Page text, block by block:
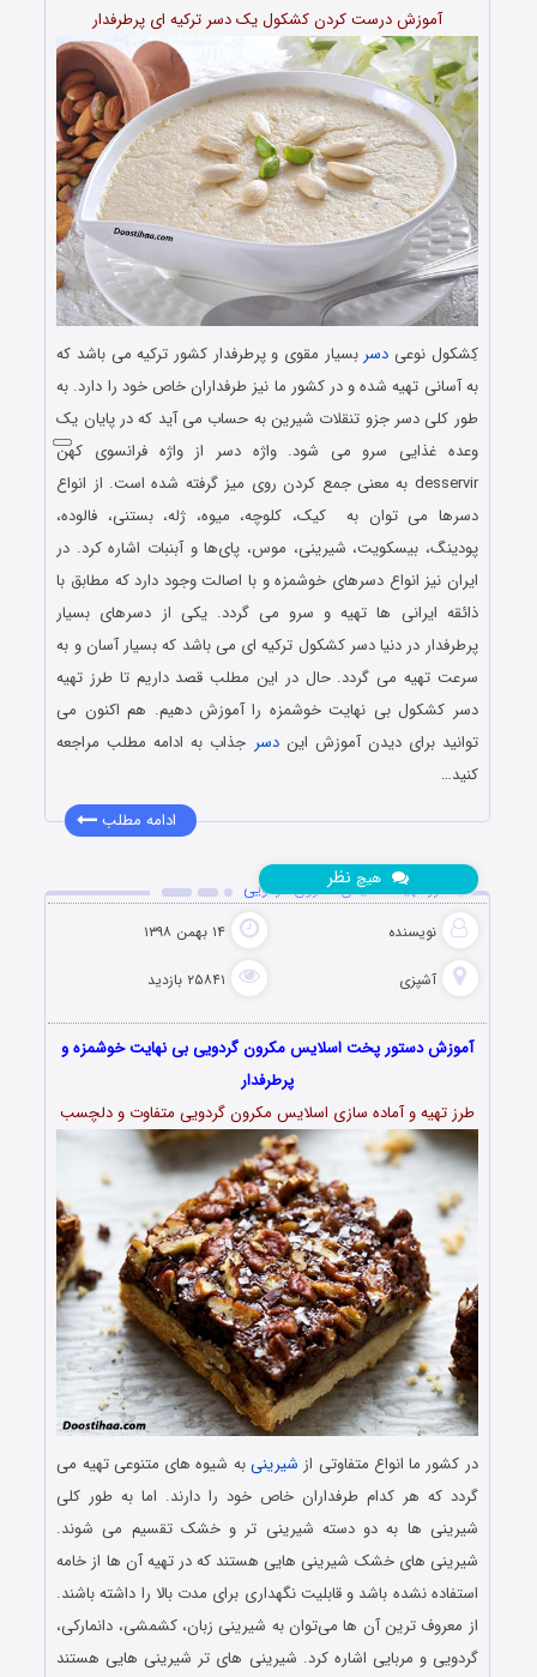
آموزش درست کردن کشکول یک دسر ترکیه ای پرطرفدار
کِشکول نوعی دسر بسیار مقوی و پرطرفدار کشور ترکیه می باشد که
به آسانی تهیه شده و در کشور ما نیز طرفداران خاص خود را دارد. به
طور کلی دسر جزو تنقلات شیرین به حساب می آید که در پایان یک
وعده غذایی سرو می شود. واژه دسر از واژه فرانسوی کهن
desservir به معنی جمع کردن روی میز گرفته شده‌ است. از انواع
دسرها می توان به کیک، کلوچه، میوه، ژله، بستنی، فالوده،
پودینگ، بیسکویت، شیرینی، موس، پای‌ها و آبنبات‌ اشاره کرد. در
ایران نیز انواع دسرهای خوشمزه و با اصالت وجود دارد که مطابق با
ذائقه ایرانی ها تهیه و سرو می گردد. یکی از دسرهای بسیار
پرطرفدار در دنیا دسر کشکول ترکیه ای می باشد که بسیار آسان و به
سرعت تهیه می گردد. حال در این مطلب قصد داریم تا طرز تهیه
دسر کشکول بی نهایت خوشمزه را آموزش دهیم. هم اکنون می
توانید برای دیدن آموزش ایندسر جذاب به ادامه مطلب مراجعه
کنید…
ادامه مطلب
طرز تهیه اسلایس مکرون گردویی
نویسنده ۱۴ بهمن ۱۳۹۸
آشپزی ۲۵۸۴۱ بازدید
هیچ نظر
آموزش دستور پخت اسلایس مکرون گردویی بی نهایت خوشمزه و
پرطرفدار
طرز تهیه و آماده سازی اسلایس مکرون گردویی متفاوت و دلچسب
در کشور ما انواع متفاوتی از شیرینیبه شیوه های متنوعی تهیه می
گردد که هر کدام طرفداران خاص خود را دارند. اما به طور کلی
شیرینی ها به دو دسته شیرینی تر و خشک تقسیم می شوند.
شیرینی ‌های خشک شیرینی‌ هایی هستند که در تهیه آن‌ ها از خامه
استفاده نشده باشد و قابلیت نگهداری برای مدت بالا را داشته باشند.
از معروف ‌ترین آن ها می‌توان به شیرینی زبان، کشمشی، دانمارکی،
گردویی و مربایی اشاره کرد. شیرینی‌ های تر شیرینی‌ هایی هستند